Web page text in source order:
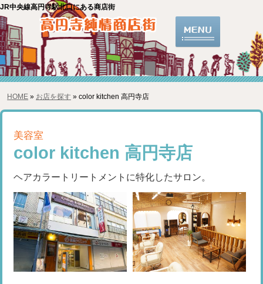
JR中央線高円寺駅北口にある商店街
HOME » お店を探す » color kitchen 高円寺店
美容室
color kitchen 高円寺店
ヘアカラートリートメントに特化したサロン。